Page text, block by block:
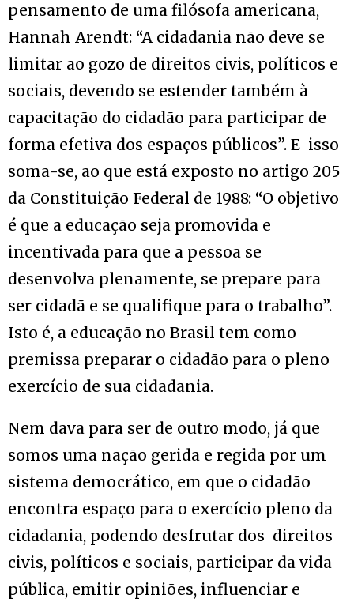
pensamento de uma filósofa americana,
Hannah Arendt: “A cidadania não deve se
limitar ao gozo de direitos civis, políticos e
sociais, devendo se estender também à
capacitação do cidadão para participar de
forma efetiva dos espaços públicos”. E isso
soma-se, ao que está exposto no artigo 205
da Constituição Federal de 1988: “O objetivo
é que a educação seja promovida e
incentivada para que a pessoa se
desenvolva plenamente, se prepare para
ser cidadã e se qualifique para o trabalho”.
Isto é, a educação no Brasil tem como
premissa preparar o cidadão para o pleno
exercício de sua cidadania.
Nem dava para ser de outro modo, já que
somos uma nação gerida e regida por um
sistema democrático, em que o cidadão
encontra espaço para o exercício pleno da
cidadania, podendo desfrutar dos direitos
civis, políticos e sociais, participar da vida
pública, emitir opiniões, influenciar e